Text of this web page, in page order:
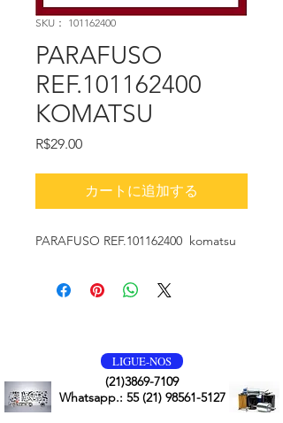
SKU： 101162400
PARAFUSO
REF.101162400
KOMATSU
R$29.00価
カートに追加する
PARAFUSO REF.101162400 komatsu
LIGUE-NOS
(21)3869-7109
Whatsapp.: 55 (21) 98561-5127